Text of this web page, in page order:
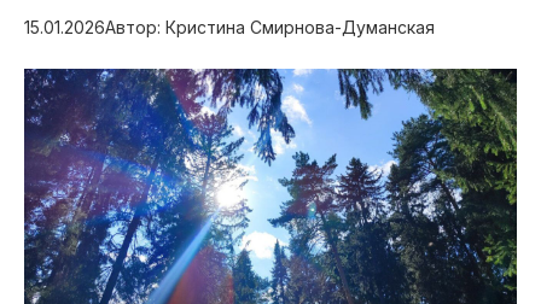
15.01.2026Автор: Кристина Смирнова-Думанская